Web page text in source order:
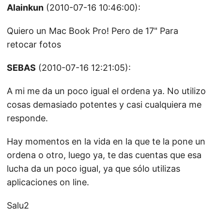
Alainkun (2010-07-16 10:46:00):
Quiero un Mac Book Pro! Pero de 17" Para
retocar fotos
SEBAS (2010-07-16 12:21:05):
A mi me da un poco igual el ordena ya. No utilizo
cosas demasiado potentes y casi cualquiera me
responde.
Hay momentos en la vida en la que te la pone un
ordena o otro, luego ya, te das cuentas que esa
lucha da un poco igual, ya que sólo utilizas
aplicaciones on line.
Salu2